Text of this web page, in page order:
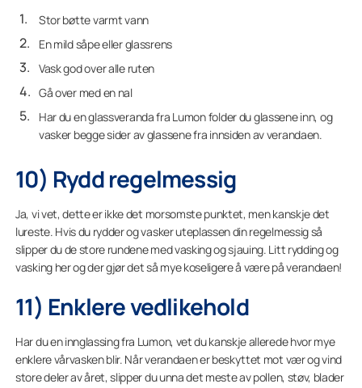
Stor bøtte varmt vann
En mild såpe eller glassrens
Vask god over alle ruten
Gå over med en nal
Har du en glassveranda fra Lumon folder du glassene inn, og
vasker begge sider av glassene fra innsiden av verandaen.
10) Rydd regelmessig
Ja, vi vet, dette er ikke det morsomste punktet, men kanskje det
lureste. Hvis du rydder og vasker uteplassen din regelmessig så
slipper du de store rundene med vasking og sjauing. Litt rydding og
vasking her og der gjør det så mye koseligere å være på verandaen!
11) Enklere vedlikehold
Har du en innglassing fra Lumon, vet du kanskje allerede hvor mye
enklere vårvasken blir. Når verandaen er beskyttet mot vær og vind
store deler av året, slipper du unna det meste av pollen, støv, blader